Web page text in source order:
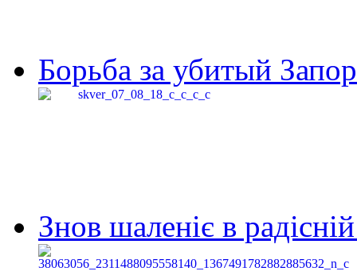
Борьба за убитый
Знов шаленіє в